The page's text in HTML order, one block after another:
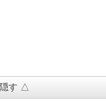
す △